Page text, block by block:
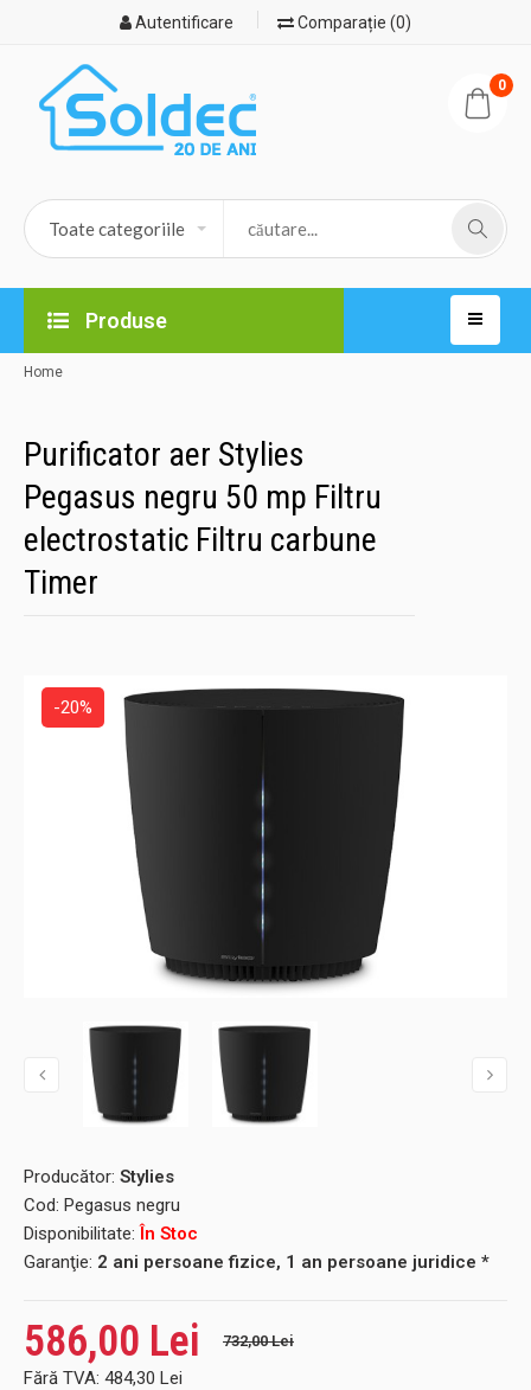
Autentificare Comparație (0)
0
Produse
Home
Purificator aer Stylies
Pegasus negru 50 mp Filtru
electrostatic Filtru carbune
Timer
-20%
Producător: Stylies
Cod: Pegasus negru
Disponibilitate: În Stoc
Garanţie: 2 ani persoane fizice, 1 an persoane juridice *
586,00 Lei 732,00 Lei
Fără TVA: 484,30 Lei